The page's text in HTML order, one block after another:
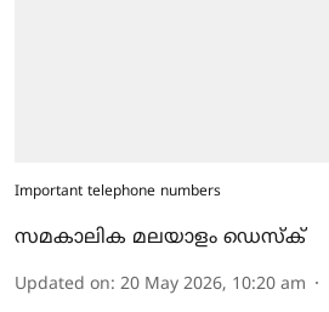
Important telephone numbers
സമകാലിക മലയാളം ഡെസ്ക്
Updated on: 20 May 2026, 10:20 am